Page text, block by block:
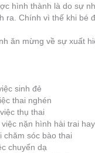
hình thành là do sự
ra. Chính vì thế khi bé
ăn mừng về sự xuất
sinh đẻ
thai nghén
thụ thai
nặn hình hài trai
chăm sóc bào thai
chuyển dạ